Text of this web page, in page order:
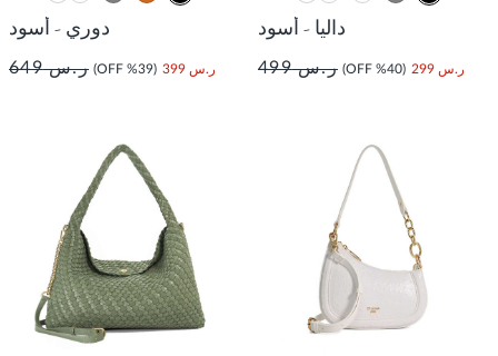
داليا - أسود
ر.س 299 (40% OFF) ر.س 499
دوري - أسود
ر.س 399 (39% OFF) ر.س 649